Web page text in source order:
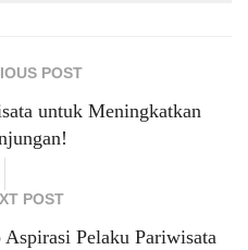
POST
untuk Meningkatkan
POST
Aspirasi Pelaku Pariwisata